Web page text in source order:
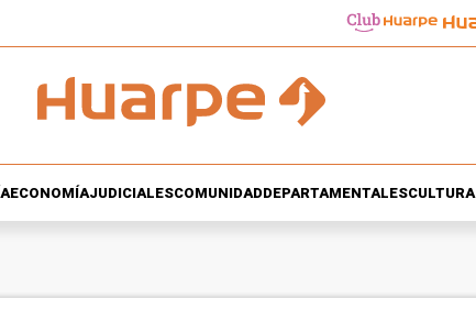
ECONOMÍAJUDICIALESCOMUNIDADDEPARTAMENTALESCULTURA